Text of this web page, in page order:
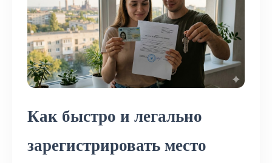
Как быстро и легально
зарегистрировать место